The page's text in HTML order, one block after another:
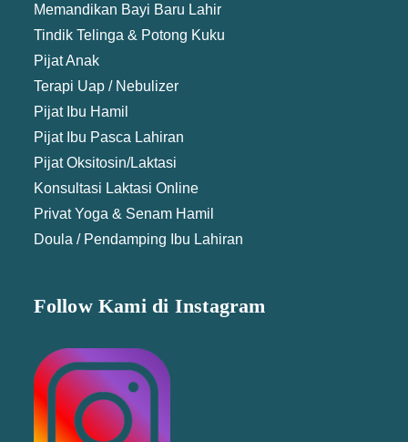
Memandikan Bayi Baru Lahir
Tindik Telinga & Potong Kuku
Pijat Anak
Terapi Uap / Nebulizer
Pijat Ibu Hamil
Pijat Ibu Pasca Lahiran
Pijat Oksitosin/Laktasi
Konsultasi Laktasi Online
Privat Yoga & Senam Hamil
Doula / Pendamping Ibu Lahiran
Follow Kami di Instagram